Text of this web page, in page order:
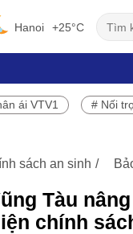
Hanoi +25°C
ái VTV1 # Nối
sách an sinh
Tàu
chính